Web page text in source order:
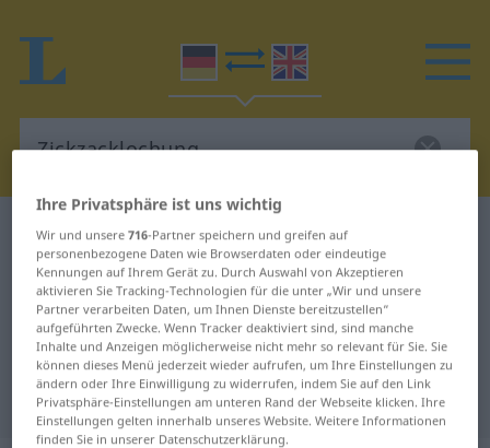
Deutsch-Englisch Wörterbuch Zickzacklochung
Deutsch-Englisch Übersetzung für
"Zickzacklochung"
"Zickzacklochung" Englisch
Übersetzung
Ihre Privatsphäre ist uns wichtig
Wir und unsere716-Partner speichern und greifen auf
personenbezogene Daten wie Browserdaten oder eindeutige
Kennungen auf Ihrem Gerät zu. Durch Auswahl von Akzeptieren
aktivieren Sie Tracking-Technologien für die unter „Wir und unsere
Partner verarbeiten Daten, um Ihnen Dienste bereitzustellen“
aufgeführten Zwecke. Wenn Tracker deaktiviert sind, sind manche
Inhalte und Anzeigen möglicherweise nicht mehr so relevant für Sie. Sie
können dieses Menü jederzeit wieder aufrufen, um Ihre Einstellungen zu
ändern oder Ihre Einwilligung zu widerrufen, indem Sie auf den Link
Privatsphäre-Einstellungen am unteren Rand der Webseite klicken. Ihre
Einstellungen gelten innerhalb unseres Website. Weitere Informationen
finden Sie in unserer Datenschutzerklärung.